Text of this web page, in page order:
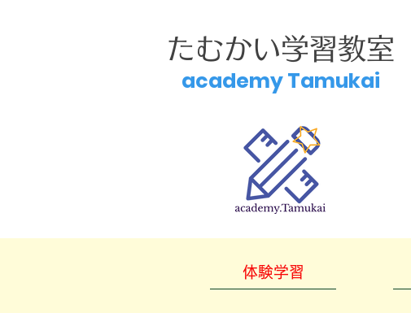
たむかい学習教室
academy Tamukai
体験学習